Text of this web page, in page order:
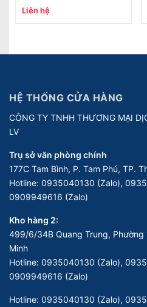
Liên hệ
HỆ THỐNG CỬA HÀNG
CÔNG TY TNHH THƯƠNG MẠI
LV
Trụ sở văn phòng chính
177C Tam Bình, P. Tam Phú, TP.
Hotline: 0935040130 (Zalo),
0909949616 (Zalo)
Kho hàng 2:
499/6/34B Quang Trung, Phường
Minh
Hotline: 0935040130 (Zalo),
0909949616 (Zalo)
Hotline: 0935040130 (Zalo),